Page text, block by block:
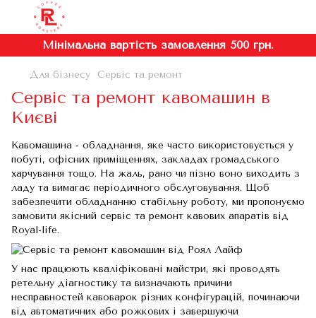
Мінімальна вартість замовлення 500 грн.
Для бізнесу Сервіс та ремонт
Сервіс та ремонт кавомашин в
Києві
Кавомашина - обладнання, яке часто використовується у
побуті, офісних приміщеннях, закладах громадського
харчування тощо. На жаль, рано чи пізно воно виходить з
ладу та вимагає періодичного обслуговування. Щоб
забезпечити обладнанню стабільну роботу, ми пропонуємо
замовити якісний сервіс та ремонт кавових апаратів від
Royal-life.
У нас працюють кваліфіковані майстри, які проводять
ретельну діагностику та визначають причини
несправностей кавоварок різних конфігурацій, починаючи
від автоматичних або рожкових і завершуючи